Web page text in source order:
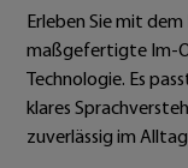
Erleben Sie mit
maßgefertigte Im-
Technologie. Es
klares
zuverlässig im